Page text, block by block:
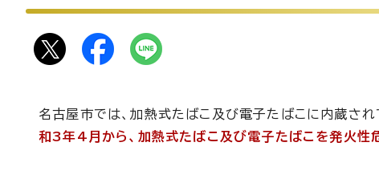
名古屋市では、加熱式たばこ及び電子たばこに内蔵さ
和3年4月から、加熱式たばこ及び電子たばこを発火性